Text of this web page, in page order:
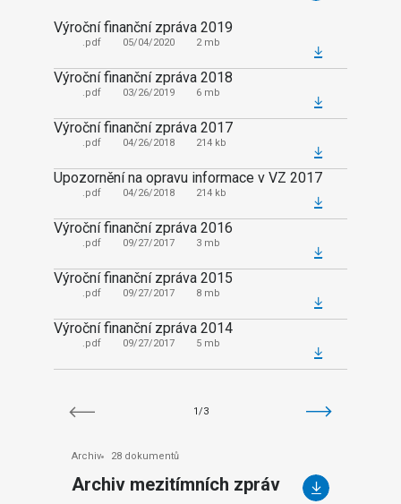
Výroční finanční zpráva 2019
.pdf 05/04/2020 2 mb
Výroční finanční zpráva 2018
.pdf 03/26/2019 6 mb
Výroční finanční zpráva 2017
.pdf 04/26/2018 214 kb
Upozornění na opravu informace v VZ 2017
.pdf 04/26/2018 214 kb
Výroční finanční zpráva 2016
.pdf 09/27/2017 3 mb
Výroční finanční zpráva 2015
.pdf 09/27/2017 8 mb
Výroční finanční zpráva 2014
.pdf 09/27/2017 5 mb
1/3
Archiv 28 dokumentů
Archiv mezitímních zpráv